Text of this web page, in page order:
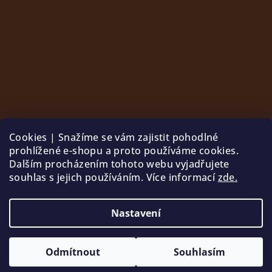
Cookies | Snažíme se vám zajistit pohodlné
prohlížené e-shopu a proto používáme cookies.
Dalším procházením tohoto webu vyjadřujete
souhlas s jejich používáním. Více informacízde.
Nastavení
Odmítnout Souhlasím
Copyright 2026Palle. Všechna práva vyhrazena.
Vytvořil Shoptet